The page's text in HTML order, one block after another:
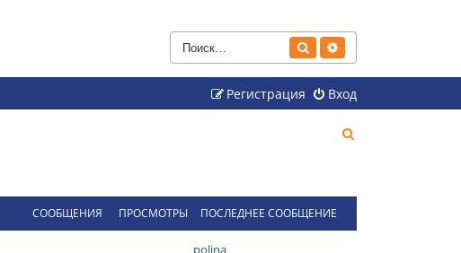
Поиск
Вход
Регистрация
с
СООБЩЕНИЯ ПРОСМОТРЫ ПОСЛЕДНЕЕ СООБЩЕНИЕ
polina